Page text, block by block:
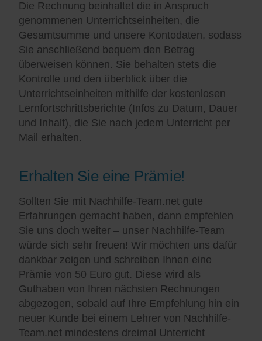
Die Rechnung beinhaltet die in Anspruch
genommenen Unterrichtseinheiten, die
Gesamtsumme und unsere Kontodaten, sodass
Sie anschließend bequem den Betrag
überweisen können. Sie behalten stets die
Kontrolle und den überblick über die
Unterrichtseinheiten mithilfe der kostenlosen
Lernfortschrittsberichte (Infos zu Datum, Dauer
und Inhalt), die Sie nach jedem Unterricht per
Mail erhalten.
Erhalten Sie eine Prämie!
Sollten Sie mit Nachhilfe-Team.net gute
Erfahrungen gemacht haben, dann empfehlen
Sie uns doch weiter – unser Nachhilfe-Team
würde sich sehr freuen! Wir möchten uns dafür
dankbar zeigen und schreiben Ihnen eine
Prämie von 50 Euro gut. Diese wird als
Guthaben von Ihren nächsten Rechnungen
abgezogen, sobald auf Ihre Empfehlung hin ein
neuer Kunde bei einem Lehrer von Nachhilfe-
Team.net mindestens dreimal Unterricht